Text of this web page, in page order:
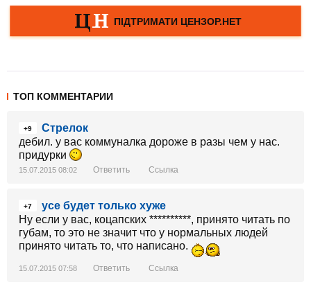
ТОП КОММЕНТАРИИ
+9
Стрелок
дебил. у вас коммуналка дороже в разы чем у нас.
придурки
15.07.2015 08:02 Ответить Ссылка
+7
усе будет только хуже
Ну если у вас, коцапских **********, принято читать по
губам, то это не значит что у нормальных людей
принято читать то, что написано.
15.07.2015 07:58 Ответить Ссылка